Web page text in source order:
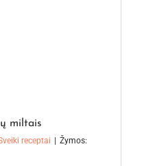
miltais
receptai
Žymos: